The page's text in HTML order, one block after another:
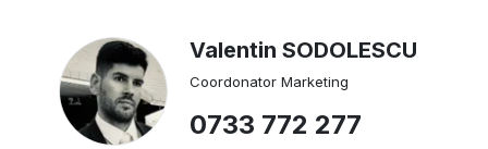
Valentin SODOLESCU
Coordonator Marketing
0733 772 277